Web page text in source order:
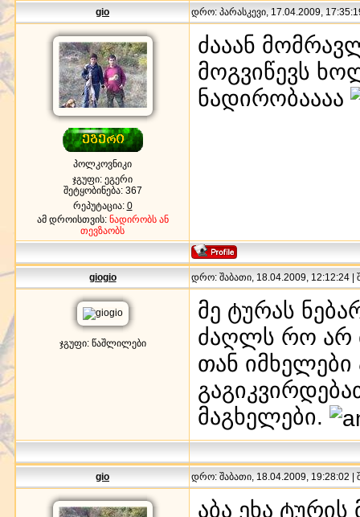
gio დრო: პარასკევი, 17.04.2009,
პოლკოვნიკი
ჯგუფი: ეგერი
შეტყობინება: 367
რეპუტაცია: 0
ამ დროისთვის: ნადირობს ან
თევზაობს
ძააან
მოგვიწევს
ნადირობაააა
giogio დრო: შაბათი, 18.04.2009, 12:12:24 |
ჯგუფი: წაშლილები
მე ტურას
ძაღლს რო არ
თან იმხელები
მაგხელები.
gio დრო: შაბათი, 18.04.2009, 19:28:02 |
აბა ეხა